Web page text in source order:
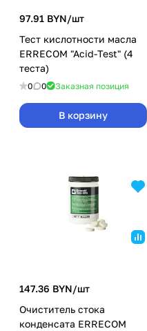
97.91 BYN/шт
Тест кислотности масла
ERRECOM "Acid-Test" (4
теста)
0 0 Заказная позиция
В корзину
147.36 BYN/шт
Очиститель стока
конденсата ERRECOM